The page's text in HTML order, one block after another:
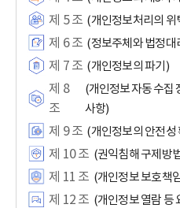
제 5 조 (개인정보처리의 위
제 6 조 (정보주체와 법정대
제 7 조 (개인정보의 파기)
제 8
조
(개인정보 자동 수집
사항)
제 9 조 (개인정보의 안전성
제 10 조 (권익침해 구제방
제 11 조 (개인정보 보호책
제 12 조 (개인정보 열람 등